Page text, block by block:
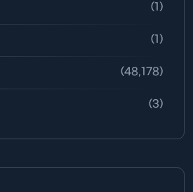
(1)
(1)
(48,178)
(3)